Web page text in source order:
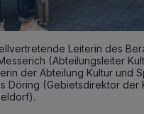
Leiterin des
(Abteilungsleiter
der Abteilung Kultur und
Döring (Gebietsdirektor der